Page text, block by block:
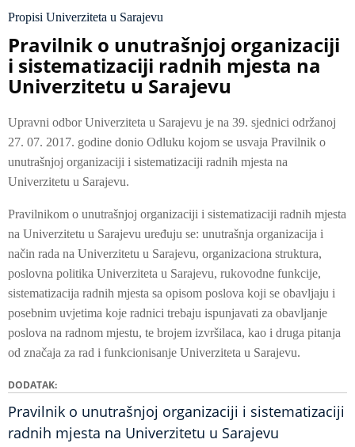
Propisi Univerziteta u Sarajevu
Pravilnik o unutrašnjoj organizaciji
i sistematizaciji radnih mjesta na
Univerzitetu u Sarajevu
Upravni odbor Univerziteta u Sarajevu je na 39. sjednici održanoj
27. 07. 2017. godine donio Odluku kojom se usvaja Pravilnik o
unutrašnjoj organizaciji i sistematizaciji radnih mjesta na
Univerzitetu u Sarajevu.
Pravilnikom o unutrašnjoj organizaciji i sistematizaciji radnih mjesta
na Univerzitetu u Sarajevu uređuju se: unutrašnja organizacija i
način rada na Univerzitetu u Sarajevu, organizaciona struktura,
poslovna politika Univerziteta u Sarajevu, rukovodne funkcije,
sistematizacija radnih mjesta sa opisom poslova koji se obavljaju i
posebnim uvjetima koje radnici trebaju ispunjavati za obavljanje
poslova na radnom mjestu, te brojem izvršilaca, kao i druga pitanja
od značaja za rad i funkcionisanje Univerziteta u Sarajevu.
DODATAK
Pravilnik o unutrašnjoj organizaciji i sistematizaciji
radnih mjesta na Univerzitetu u Sarajevu